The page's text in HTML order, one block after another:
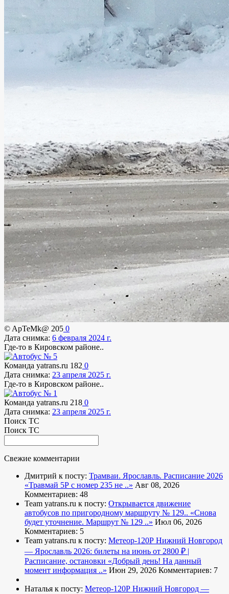
© ApTeMk@ 205 0
Дата снимка: 6 февраля 2024 г.
Где-то в Кировском районе..
Команда yatrans.ru 182 0
Дата снимка: 23 апреля 2025 г.
Где-то в Кировском районе..
Команда yatrans.ru 218 0
Дата снимка: 23 апреля 2025 г.
Поиск ТС
Поиск ТС
Свежие комментарии
Дмитрий к посту: Трамваи. Ярославль. Расписание 2026
«Травмай 5Р с номер 235 не ..» Авг 08, 2026
Комментариев: 48
Team yatrans.ru к посту: Открывается движение
автобусов по пригородному маршруту № 129.. «Снова
будет уточнение. Маршрут № 129 ..» Июл 06, 2026
Комментариев: 5
Team yatrans.ru к посту: Метеор-120Р Нижний Новгород
— Ярославль 2026: билеты на июнь от 2800 ₽ |
Расписание, остановки «Добрый день! На данный
момент информация ..» Июн 29, 2026 Комментариев: 7
Наталья к посту: Метеор-120Р Нижний Новгород —